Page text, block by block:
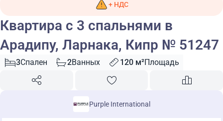
+ НДС
Квартира с 3 спальнями в
Арадипу, Ларнака, Кипр № 51247
3Спален 2Ванных 120 м²Площадь
Purple International